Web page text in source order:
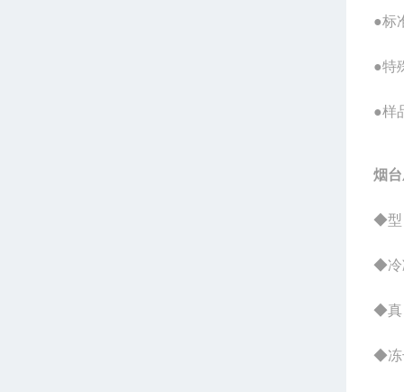
●标
●特
●样
烟
◆型
◆冷
◆真
◆冻